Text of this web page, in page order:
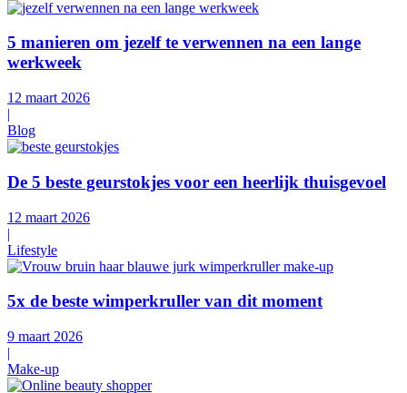
5 manieren om jezelf te verwennen na een lange
werkweek
12 maart 2026
|
Blog
De 5 beste geurstokjes voor een heerlijk thuisgevoel
12 maart 2026
|
Lifestyle
5x de beste wimperkruller van dit moment
9 maart 2026
|
Make-up